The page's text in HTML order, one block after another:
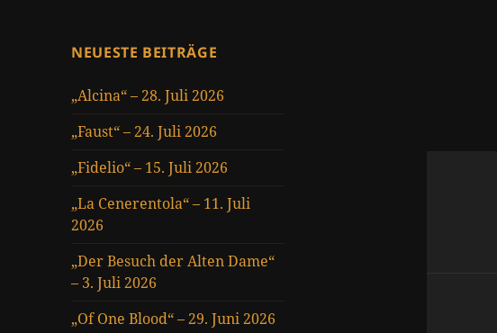
NEUESTE BEITRÄGE
„Alcina“ – 28. Juli 2026
„Faust“ – 24. Juli 2026
„Fidelio“ – 15. Juli 2026
„La Cenerentola“ – 11. Juli
2026
„Der Besuch der Alten Dame“
– 3. Juli 2026
„Of One Blood“ – 29. Juni 2026